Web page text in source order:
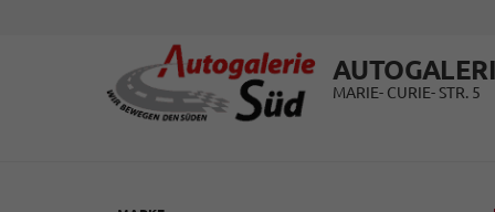
MARIE- CURIE- STR. 5